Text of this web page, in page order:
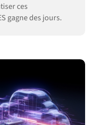
ces
gagne des jours.